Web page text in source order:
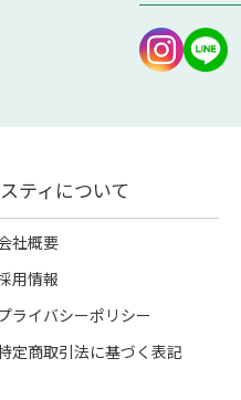
ティについて
社概要
用情報
ライバシーポリシー
定商取引法に基づく表記